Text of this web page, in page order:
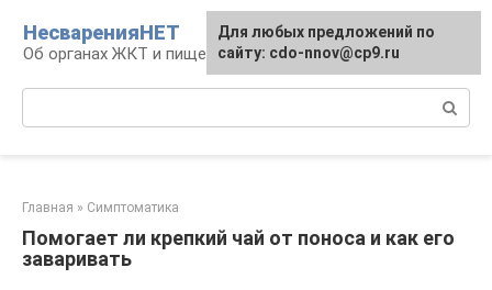
контенту
НесваренияНЕТ
Об органах ЖКТ и пищеварении
Главная » Симптоматика
Помогает ли крепкий чай от поноса и как его
заваривать
Для любых предложений по
сайту: cdo-nnov@cp9.ru